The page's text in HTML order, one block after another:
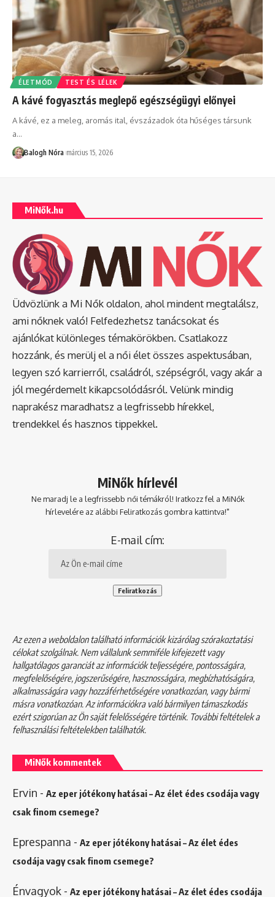
ÉLETMÓD TEST ÉS LÉLEK
A kávé fogyasztás meglepő egészségügyi előnyei
A kávé, ez a meleg, aromás ital, évszázadok óta hűséges társunk
a…
Balogh Nóra március 15, 2026
MiNők.hu
Üdvözlünk a Mi Nők oldalon, ahol mindent megtalálsz,
ami nőknek való! Felfedezhetsz tanácsokat és
ajánlókat különleges témakörökben. Csatlakozz
hozzánk, és merülj el a női élet összes aspektusában,
legyen szó karrierről, családról, szépségről, vagy akár a
jól megérdemelt kikapcsolódásról. Velünk mindig
naprakész maradhatsz a legfrissebb hírekkel,
trendekkel és hasznos tippekkel.
MiNők hírlevél
Ne maradj le a legfrissebb női témákról! Iratkozz fel a MiNők
hírlevelére az alábbi Feliratkozás gombra kattintva!"
E-mail cím:
Az ezen a weboldalon található információk kizárólag szórakoztatási
célokat szolgálnak. Nem vállalunk semmiféle kifejezett vagy
hallgatólagos garanciát az információk teljességére, pontosságára,
megfelelőségére, jogszerűségére, hasznosságára, megbízhatóságára,
alkalmasságára vagy hozzáférhetőségére vonatkozóan, vagy bármi
másra vonatkozóan. Az információkra való bármilyen támaszkodás
ezért szigorúan az Ön saját felelősségére történik. További feltételek a
felhasználási feltételekbentalálhatók.
MiNők kommentek
Ervin - Az eper jótékony hatásai – Az élet édes csodája vagy
csak finom csemege?
Eprespanna - Az eper jótékony hatásai – Az élet édes
csodája vagy csak finom csemege?
Énvagyok - Az eper jótékony hatásai – Az élet édes csodája